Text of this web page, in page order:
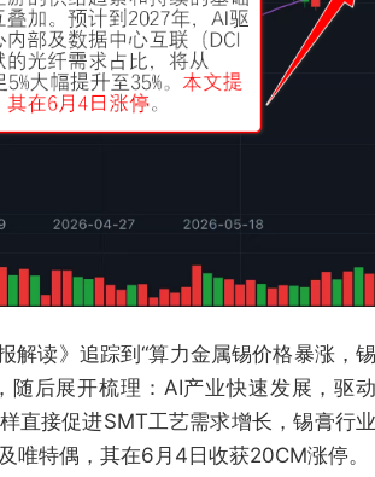
解读》追踪到“算力金属锡价格暴涨，锡
随后展开梳理：AI产业快速发展，驱动
直接促进SMT工艺需求增长，锡膏行业
唯特偶，其在6月4日收获20CM涨停。